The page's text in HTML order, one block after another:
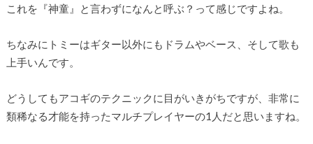
これを『神童』と言わずになんと呼ぶ？って感じですよね。
ちなみにトミーはギター以外にもドラムやベース、そして歌も
上手いんです。
どうしてもアコギのテクニックに目がいきがちですが、非常に
類稀なる才能を持ったマルチプレイヤーの1人だと思いますね。